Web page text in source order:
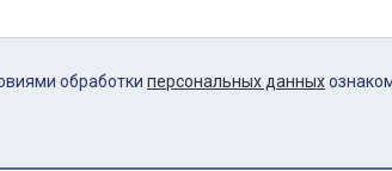
обработки персональных данных